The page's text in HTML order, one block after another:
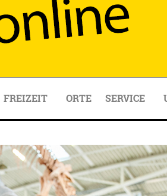
FREIZEIT ORTE SERVICE